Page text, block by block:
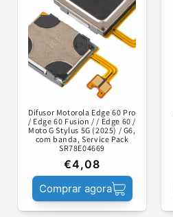
Difusor Motorola Edge 60 Pro
/ Edge 60 Fusion / / Edge 60 /
Moto G Stylus 5G (2025) / G6,
com banda, Service Pack
SR78E04669
€4,08
Comprar agora